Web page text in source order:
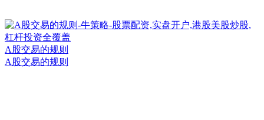
A股交易的规则
A股交易的规则